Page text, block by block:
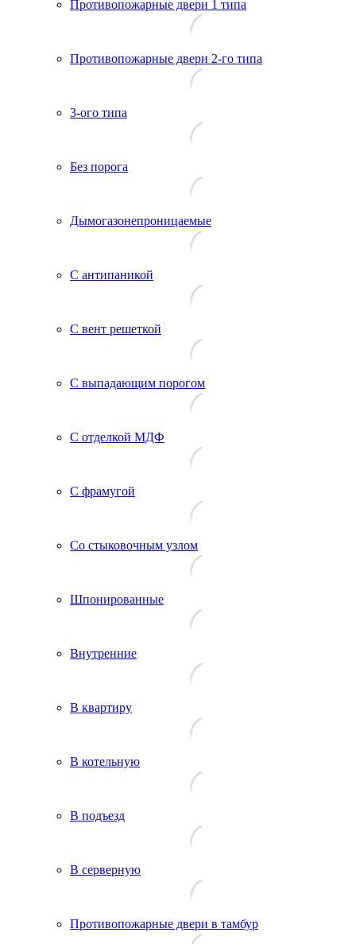
Противопожарные двери 1 типа
Противопожарные двери 2-го типа
3-ого типа
Без порога
Дымогазонепроницаемые
С антипаникой
С вент решеткой
С выпадающим порогом
С отделкой МДФ
С фрамугой
Со стыковочным узлом
Шпонированные
Внутренние
В квартиру
В котельную
В подъезд
В серверную
Противопожарные двери в тамбур